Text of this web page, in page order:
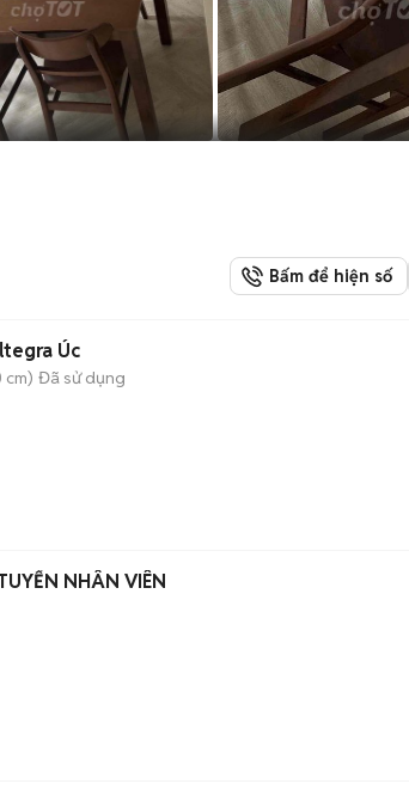
Bấm để hiện số
Úc
cm) Đã sử dụng
NHÂN VIÊN